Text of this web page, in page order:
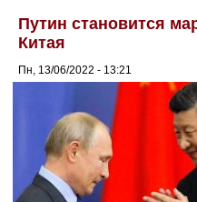
Путин становится
Китая
Пн, 13/06/2022 - 13:21